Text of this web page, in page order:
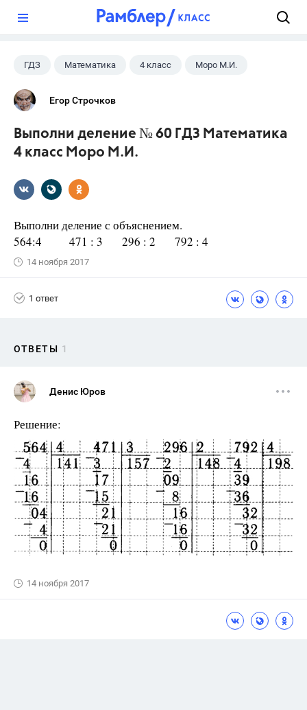
ГДЗ Математика 4 класс Моро М.И.
Егор Строчков
Выполни деление № 60 ГДЗ Математика
4 класс Моро М.И.
Выполни деление с объяснением.
564:4 471 : 3 296 : 2 792 : 4
14 ноября 2017
1 ответ
ОТВЕТЫ 1
Денис Юров
Решение:
14 ноября 2017